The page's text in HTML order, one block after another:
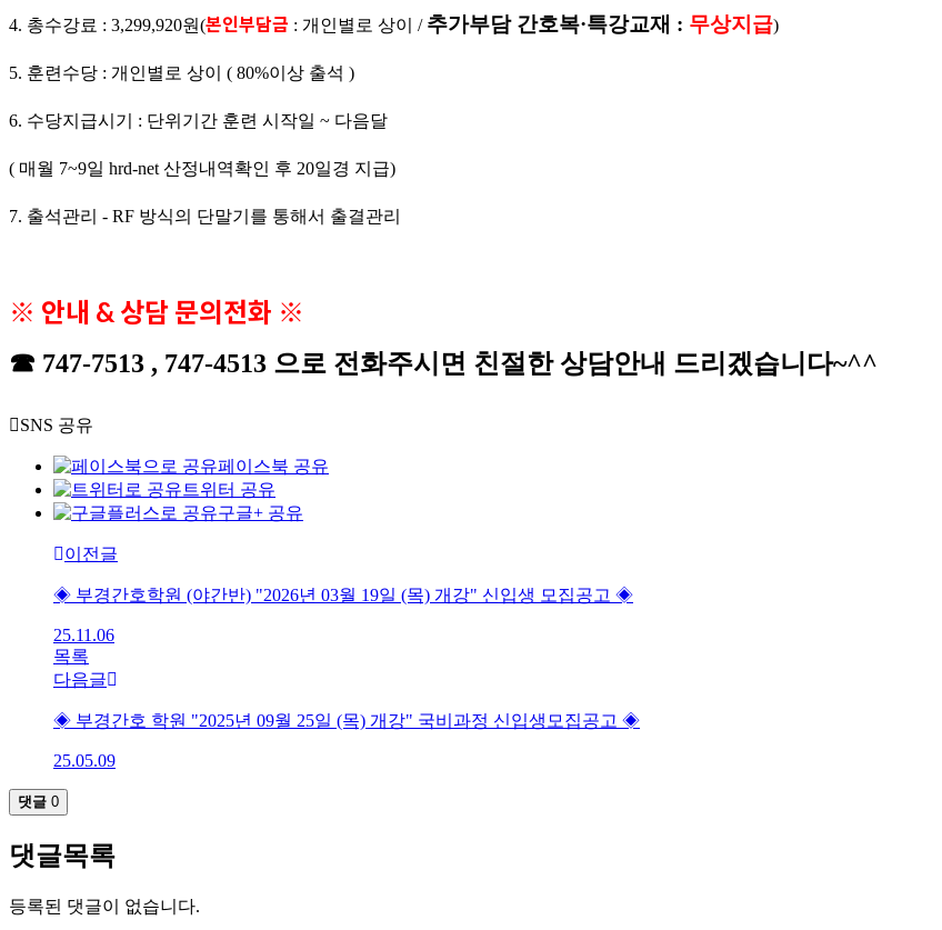
4. 총수강료 : 3,299,920원(본인부담금 : 개인별로 상이 / 추가부담 간호복·특강교재 : 무상지급)
5. 훈련수당 : 개인별로 상이 ( 80%이상 출석 )
6. 수당지급시기 : 단위기간 훈련 시작일 ~ 다음달
( 매월 7~9일 hrd-net 산정내역확인 후 20일경 지급)
7. 출석관리 - RF 방식의 단말기를 통해서 출결관리
※ 안내 & 상담 문의전화 ※
☎ 747-7513 , 747-4513 으로 전화주시면 친절한 상담안내 드리겠습니다~^^
SNS 공유
페이스북 공유
트위터 공유
구글+ 공유
이전글
◈ 부경간호학원 (야간반) "2026년 03월 19일 (목) 개강" 신입생 모집공고 ◈
25.11.06
목록
다음글
◈ 부경간호 학원 "2025년 09월 25일 (목) 개강" 국비과정 신입생모집공고 ◈
25.05.09
댓글 0
댓글목록
등록된 댓글이 없습니다.